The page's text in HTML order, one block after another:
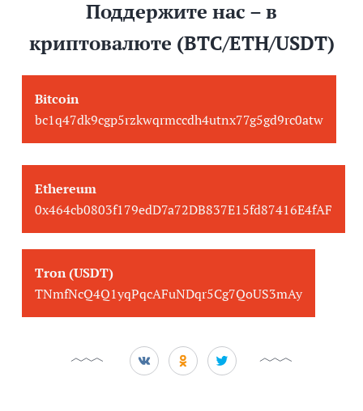
Поддержите нас – в
криптовалюте (BTC/ETH/USDT)
Bitcoin
bc1q47dk9cgp5rzkwqrmccdh4utnx77g5gd9rc0atw
Ethereum
0x464cb0803f179edD7a72DB837E15fd87416E4fAF
Tron (USDT)
TNmfNcQ4Q1yqPqcAFuNDqr5Cg7QoUS3mAy